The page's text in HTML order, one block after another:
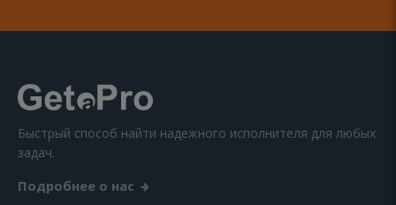
Быстрый способ найти надежного исполнителя для любых
задач.
Подробнее о нас